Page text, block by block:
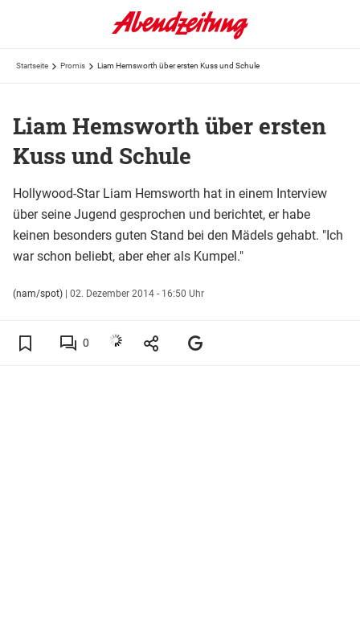
Startseite Promis Liam Hemsworth über ersten Kuss und Schule
Liam Hemsworth über ersten
Kuss und Schule
Hollywood-Star Liam Hemsworth hat in einem Interview
über seine Jugend gesprochen und berichtet, er habe
keinen besonders guten Stand bei den Mädels gehabt. "Ich
war schon beliebt, aber eher als Kumpel."
(nam/spot) | 02. Dezember 2014 - 16:50 Uhr
0